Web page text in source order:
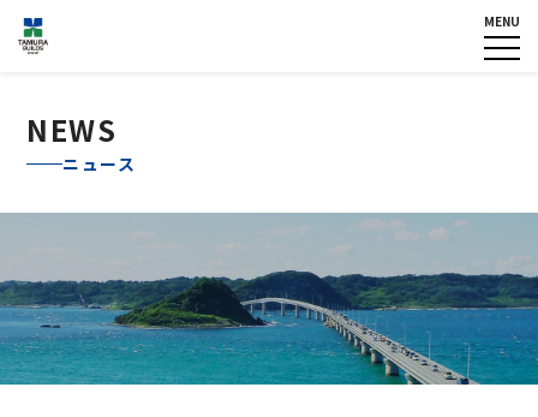
MENU
NEWS
IR情報
TOPICS
反社会的勢力に対する基本方
針
カスタマーハラスメントに対
田村ビルズグループ
NEWS
ニュース